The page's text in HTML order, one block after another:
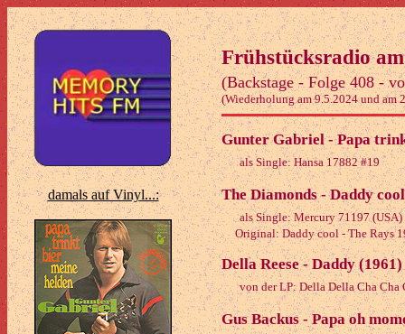
damals auf Vinyl...:
Frühstücksradio
(Backstage - Folge 408 -
(Wiederholung am 9.5.2024 und am
Gunter Gabriel - Papa
als Single: Hansa 17882 #19
The Diamonds - Daddy
als Single: Mercury 71197 (USA)
Original: Daddy cool - The Rays
Della Reese - Daddy (1961)
von der LP: Della Della Cha Cha
Gus Backus - Papa oh